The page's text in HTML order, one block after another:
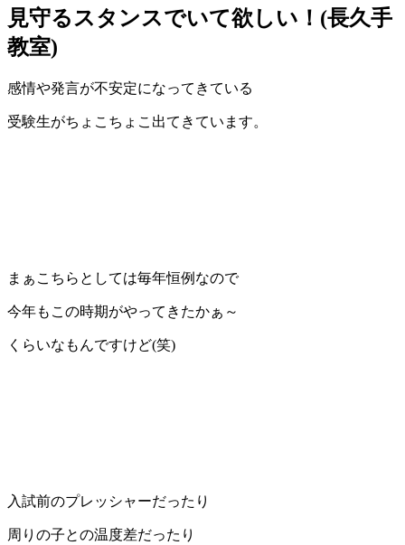
見守るスタンスでいて欲しい！(長久手
教室)
感情や発言が不安定になってきている
受験生がちょこちょこ出てきています。
まぁこちらとしては毎年恒例なので
今年もこの時期がやってきたかぁ～
くらいなもんですけど(笑)
入試前のプレッシャーだったり
周りの子との温度差だったり